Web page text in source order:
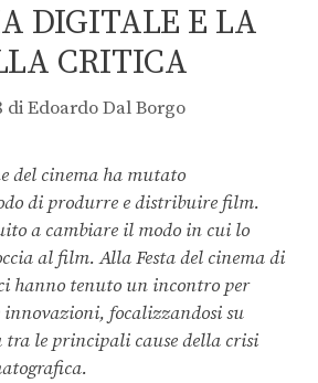
DIGITALE E LA
CRITICA
diEdoardo Dal Borgo
del cinema ha mutato
di produrre e distribuire film.
a cambiare il modo in cui lo
al film. Alla Festa del cinema di
hanno tenuto un incontro per
innovazioni, focalizzandosi su
tra le principali cause della crisi